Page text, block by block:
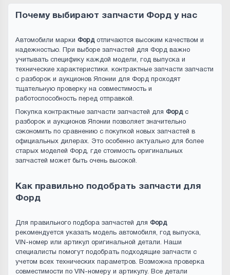
Почему выбирают запчасти Форд у нас
Автомобили марки Фордотличаются высоким качеством и
надежностью. При выборе запчастей для Форд важно
учитывать специфику каждой модели, год выпуска и
технические характеристики. контрактные запчасти запчасти
с разборок и аукционов Японии для Форд проходят
тщательную проверку на совместимость и
работоспособность перед отправкой.
Покупка контрактные запчасти запчастей для Фордс
разборок и аукционов Японии позволяет значительно
сэкономить по сравнению с покупкой новых запчастей в
официальных дилерах. Это особенно актуально для более
старых моделей Форд, где стоимость оригинальных
запчастей может быть очень высокой.
Как правильно подобрать запчасти для
Форд
Для правильного подбора запчастей для Форд
рекомендуется указать модель автомобиля, год выпуска,
VIN-номер или артикул оригинальной детали. Наши
специалисты помогут подобрать подходящие запчасти с
учетом всех технических параметров. Возможна проверка
совместимости по VIN-номеру и артикулу. Все детали